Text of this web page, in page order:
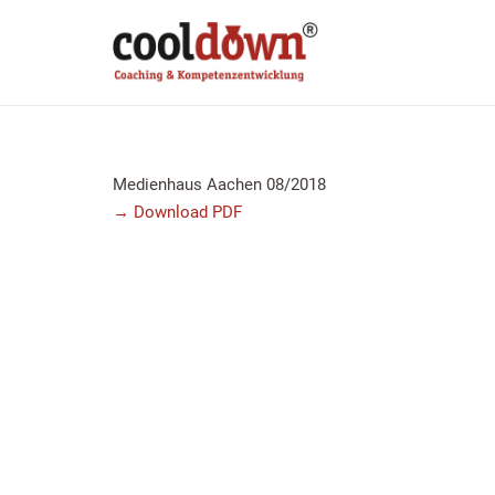
Medienhaus Aachen 08/2018
→ Download PDF